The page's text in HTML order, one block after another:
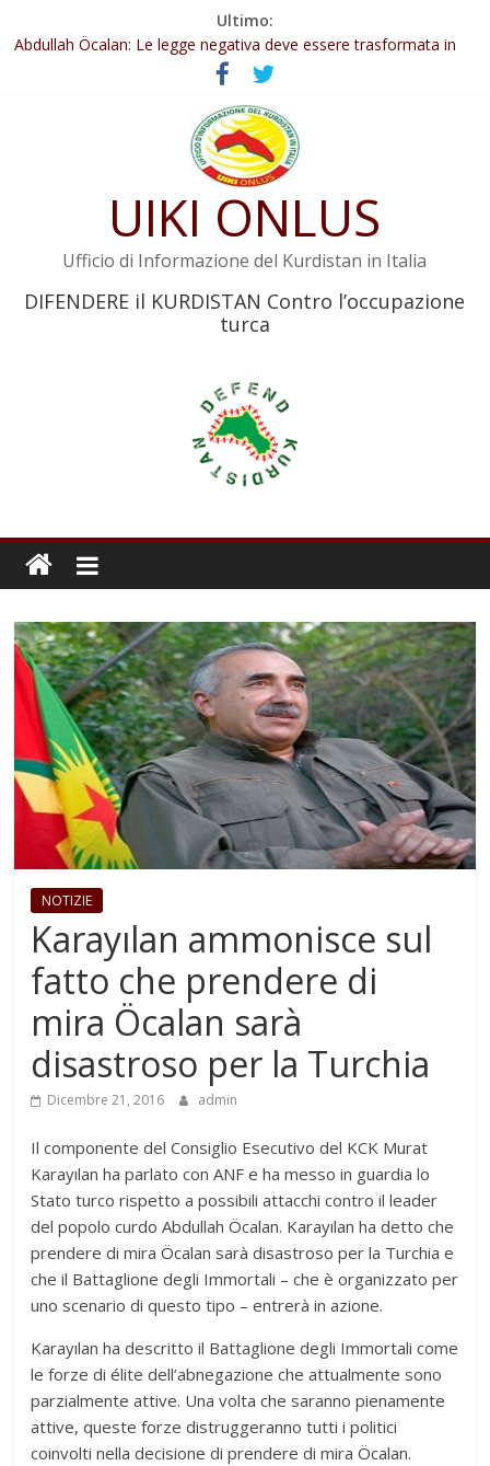
Ultimo:
Il KNK chiede un’azione internazionale contro i crimini di guerra
dell’Iran
Abdullah Öcalan: Le legge negativa deve essere trasformata in
Inizia la seconda fase del processo
Commissione donne del KNK: Şengal è di nuovo sotto minaccia
Non tenere conto della situazione di Rêber Apo ostacolerebbe
UIKI ONLUS
Ufficio di Informazione del Kurdistan in Italia
DIFENDERE il KURDISTAN Contro l’occupazione
turca
NOTIZIE
Karayılan ammonisce sul
fatto che prendere di
mira Öcalan sarà
disastroso per la Turchia
Dicembre 21, 2016 admin
Il componente del Consiglio Esecutivo del KCK Murat
Karayılan ha parlato con ANF e ha messo in guardia lo
Stato turco rispetto a possibili attacchi contro il leader
del popolo curdo Abdullah Öcalan. Karayılan ha detto che
prendere di mira Öcalan sarà disastroso per la Turchia e
che il Battaglione degli Immortali – che è organizzato per
uno scenario di questo tipo – entrerà in azione.
Karayılan ha descritto il Battaglione degli Immortali come
le forze di élite dell’abnegazione che attualmente sono
parzialmente attive. Una volta che saranno pienamente
attive, queste forze distruggeranno tutti i politici
coinvolti nella decisione di prendere di mira Öcalan.